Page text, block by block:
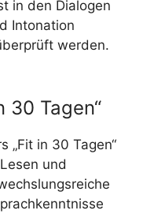
in den Dialogen
Intonation
werden.
30 Tagen“
„Fit in 30 Tagen“
und